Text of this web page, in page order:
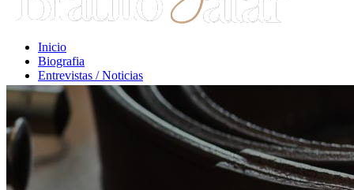
Inicio
Biografia
Entrevistas / Noticias
Libros / Comentarios
Opiniones
Escritos Jurídicos
Clases / Charlas